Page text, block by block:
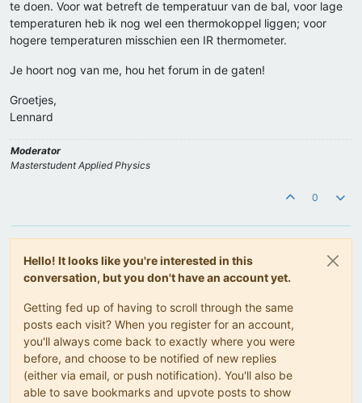
te doen. Voor wat betreft de temperatuur van de bal, voor lage
temperaturen heb ik nog wel een thermokoppel liggen; voor
hogere temperaturen misschien een IR thermometer.
Je hoort nog van me, hou het forum in de gaten!
Groetjes,
Lennard
Moderator
Masterstudent Applied Physics
0
Hello! It looks like you're interested in this
conversation, but you don't have an account yet.
Getting fed up of having to scroll through the same
posts each visit? When you register for an account,
you'll always come back to exactly where you were
before, and choose to be notified of new replies
(either via email, or push notification). You'll also be
able to save bookmarks and upvote posts to show